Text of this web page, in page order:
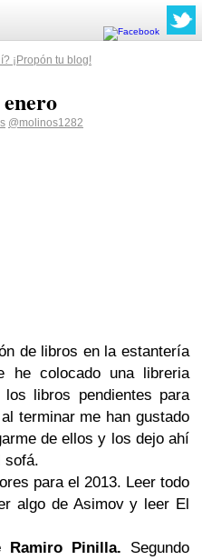
¡Propón tu blog!
@molinos1282
de libros en la estantería
he colocado una libreria
libros pendientes para
terminar me han gustado
de ellos y los dejo ahí
sofá.
para el 2013. Leer todo
algo de Asimov y leer El
Ramiro Pinilla. Segundo